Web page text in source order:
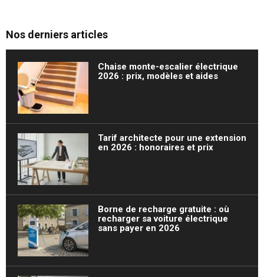
Nos derniers articles
Chaise monte-escalier électrique
2026 : prix, modèles et aides
Tarif architecte pour une extension
en 2026 : honoraires et prix
Borne de recharge gratuite : où
recharger sa voiture électrique
sans payer en 2026